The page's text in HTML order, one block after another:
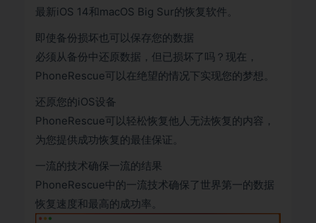
最新iOS 14和macOS Big Sur的恢复软件。
即使备份损坏也可以保存您的数据
必须从备份中还原数据，但已损坏了吗？现在，
PhoneRescue可以在绝望的情况下实现您的梦想。
还原您的iOS设备
PhoneRescue可以轻松恢复他人无法恢复的内容，
为您提供成功恢复的最佳保证。
一流的技术确保一流的结果
PhoneRescue中的一流技术确保了世界第一的数据
恢复速度和最高的成功率。